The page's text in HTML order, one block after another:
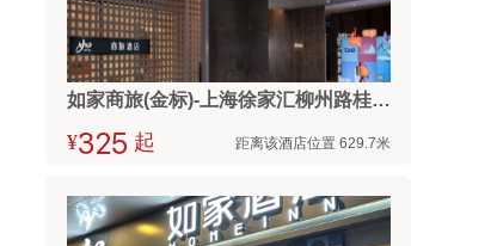
如家商旅(金标)-上海徐家汇柳州路桂林公园地铁站店
¥ 起 距离该酒店位置 629.7米